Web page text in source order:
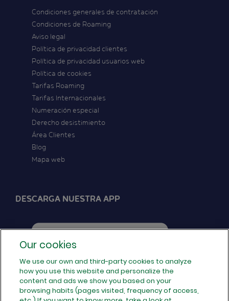
Condiciones generales de contratación
Condiciones de Roaming
Aviso legal
Política de privacidad clientes
Política de privacidad usuarios web
Política de cookies
Tarifas Roaming
Tarifas Internacionales
Numeración especial
Derecho desistimiento
Área Clientes
Blog
Mapa web
DESCARGA NUESTRA APP
SÍGUENOS EN REDES
Our cookies
We use our own and third-party cookies to analyze
how you use this website and personalize the
content and ads we show you based on your
browsing habits (pages visited, frequency of access,